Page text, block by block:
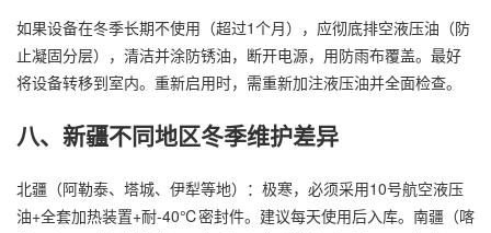
如果设备在冬季长期不使用（超过1个月），应彻底排空液压油（防
止凝固分层），清洁并涂防锈油，断开电源，用防雨布覆盖。最好
将设备转移到室内。重新启用时，需重新加注液压油并全面检查。
八、新疆不同地区冬季维护差异
北疆（阿勒泰、塔城、伊犁等地）：极寒，必须采用10号航空液压
油+全套加热装置+耐-40℃密封件。建议每天使用后入库。南疆（喀